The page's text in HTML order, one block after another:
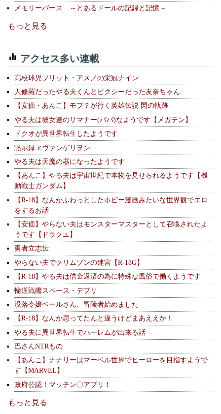
メモリーバース ～とあるドールの記録と記憶～
もっと見る
アクセス多い連載
高校球児フリット・アスノの栄冠ナイン
人修羅だったやる夫くんとピクシーだった友奈ちゃん
【安価・あんこ】モブ？が行く英雄伝説 閃の軌跡
やる夫は彼女達のサマナー(パパ)なようです【メガテン】
ドクオが異世界転生したようです
黙示録ヱヴァンゲリヲン
やる夫は天魔の器になったようです
【あんこ】やる夫は宇宙世紀で本物を見せられるようです【機
動戦士ガンダム】
【R-18】なんかふわっとしたホビー漫画みたいな世界観でエロ
をするお話
【安価】やらない夫はモンスターマスターとして召喚されたよ
うです【ドラクエ】
勇者立志伝
やらない夫でクリムゾンの迷宮【R-18G】
【R-18】やる夫は借金返済の為に特殊な風俗で働くようです
輸送戦艦スペース・デブリ
没落令嬢ベールさん、冒険者始めました
【R-18】なんか思ってたんと違うけどまあええか！
やる夫に異世界転生でハーレムが出来る話
巴さんNTRもの
【あんこ】ナナリーはマーベル世界でヒーローを目指すようで
す【MARVEL】
政府公認！マッチン〇アプリ！
もっと見る